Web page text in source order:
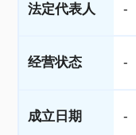
法定代表人 -
经营状态 -
成立日期 -